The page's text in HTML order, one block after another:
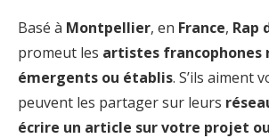
Basé à Montpellier, en France, Rap
promeut les artistes francophones
émergents ou établis. S’ils aiment
peuvent les partager sur leurs
écrire un article sur votre projet